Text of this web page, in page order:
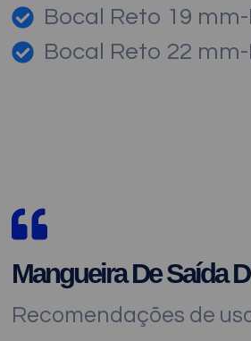
Bocal Reto 19
Bocal Reto 22
Mangueira De Saída
Recomendações de